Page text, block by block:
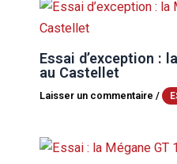
Essai d’exception :
au Castellet
Laisser un commentaire /